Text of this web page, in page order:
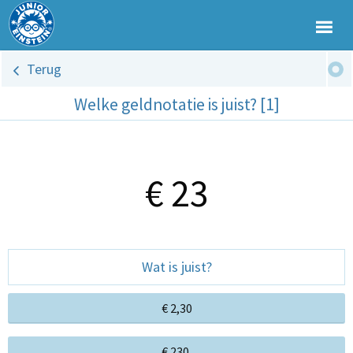
Terug
Welke geldnotatie is juist? [1]
€ 23
Wat is juist?
€ 2,30